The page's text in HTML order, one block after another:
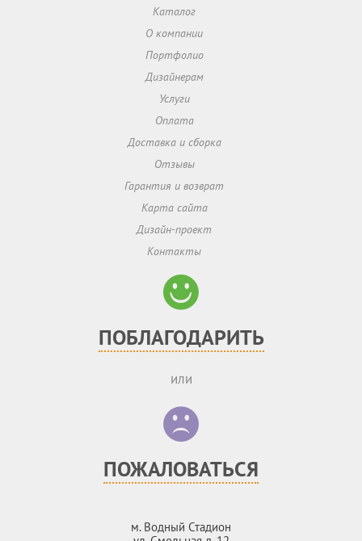
Каталог
О компании
Портфолио
Дизайнерам
Услуги
Оплата
Доставка и сборка
Отзывы
Гарантия и возврат
Карта сайта
Дизайн-проект
Контакты
ПОБЛАГОДАРИТЬ
или
ПОЖАЛОВАТЬСЯ
м. Водный Стадион